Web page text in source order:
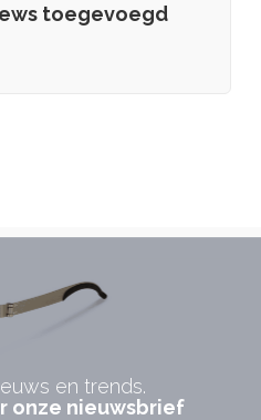
toegevoegd
en trends.
onze nieuwsbrief